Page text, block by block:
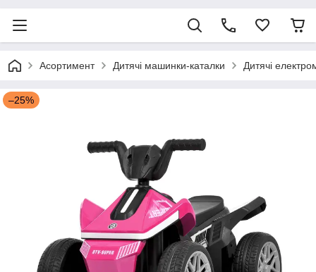
Асортимент Дитячі машинки-каталки Дитячі
–25%